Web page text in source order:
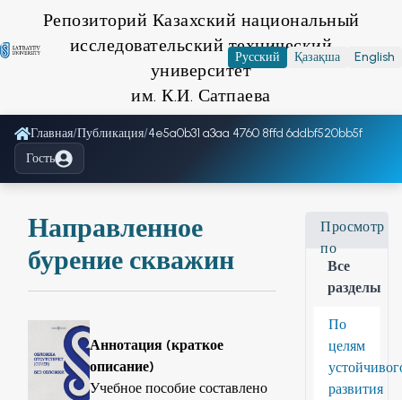
Репозиторий Казахский национальный
исследовательский технический
университет
им. К.И. Сатпаева
Русский Қазақша English
Главная/Публикация/4e5a0b31 a3aa 4760 8ffd 6ddbf520bb5f
Гость
Направленное
бурение скважин
Аннотация (краткое
описание)
Учебное пособие составлено
Просмотр
по
Все
разделы
По
целям
развития